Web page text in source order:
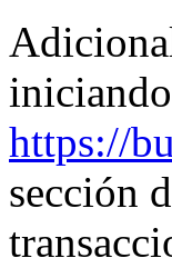
https://
sección